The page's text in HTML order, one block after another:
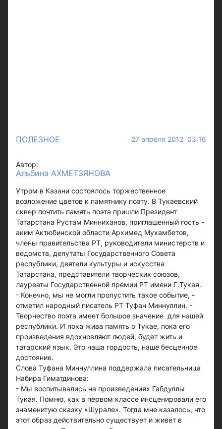
ПОЛЕЗНОЕ 27 апреля 2012 03:16
Автор:
Альбина АХМЕТЗЯНОВА
Утром в Казани состоялось торжественное
возложение цветов к памятнику поэту. В Тукаевский
сквер почтить память поэта пришли Президент
Татарстана Рустам Минниханов, приглашенный гость -
аким Актюбинской области Архимед Мухамбетов,
члены правительства РТ, руководители министерств и
ведомств, депутаты Государственного Совета
республики, деятели культуры и искусства
Татарстана, представители творческих союзов,
лауреаты Государственной премии РТ имени Г.Тукая.
- Конечно, мы не могли пропустить такое событие, -
отметил народный писатель РТ Туфан Миннуллин. -
Творчество поэта имеет большое значение для нашей
республики. И пока жива память о Тукае, пока его
произведения вдохновляют людей, будет жить и
татарский язык. Это наша гордость, наше бесценное
достояние.
Слова Туфана Миннуллина поддержала писательница
Набира Гиматдинова:
- Мы воспитывались на произведениях Габдуллы
Тукая. Помню, как в первом классе инсценировали его
знаменитую сказку «Шурале». Тогда мне казалось, что
этот образ действительно существует и живет в